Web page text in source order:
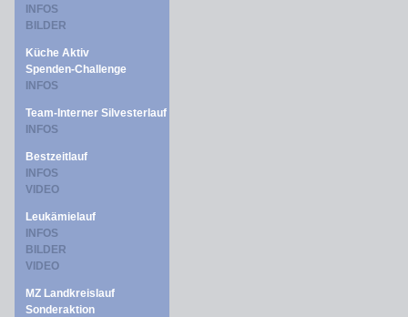
INFOS
BILDER
Küche Aktiv
Spenden-Challenge
INFOS
Team-Interner Silvesterlauf
INFOS
Bestzeitlauf
INFOS
VIDEO
Leukämielauf
INFOS
BILDER
VIDEO
MZ Landkreislauf
Sonderaktion